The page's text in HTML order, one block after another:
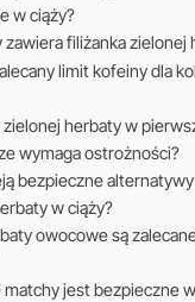
w ciąży?
zawiera filiżanka zielonej
limit kofeiny dla
zielonej herbaty w
wymaga ostrożności?
bezpieczne
w ciąży?
owocowe są
matchy jest bezpieczne